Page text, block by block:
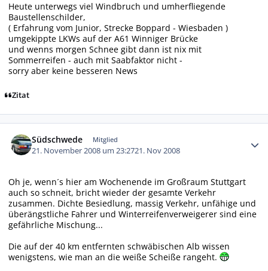
Heute unterwegs viel Windbruch und umherfliegende
Baustellenschilder,
( Erfahrung vom Junior, Strecke Boppard - Wiesbaden )
umgekippte LKWs auf der A61 Winniger Brücke
und wenns morgen Schnee gibt dann ist nix mit
Sommerreifen - auch mit Saabfaktor nicht -
sorry aber keine besseren News
Zitat
Südschwede Mitglied
21. November 2008 um 23:2721. Nov 2008
Oh je, wenn´s hier am Wochenende im Großraum Stuttgart
auch so schneit, bricht wieder der gesamte Verkehr
zusammen. Dichte Besiedlung, massig Verkehr, unfähige und
überängstliche Fahrer und Winterreifenverweigerer sind eine
gefährliche Mischung...
Die auf der 40 km entfernten schwäbischen Alb wissen
wenigstens, wie man an die weiße Scheiße rangeht.